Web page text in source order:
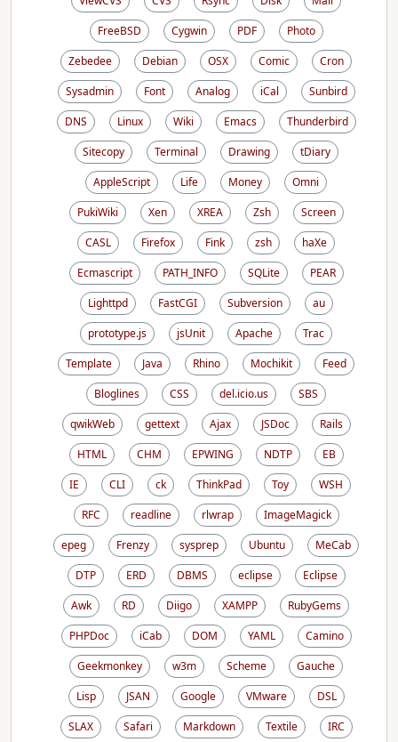
FreeBSD
Cygwin PDF
Photo
Zebedee
Debian OSX Comic
Cron
Sysadmin
Font Analog iCal
Sunbird
DNS
Linux Wiki Emacs
Thunderbird
Sitecopy
Terminal Drawing
tDiary
AppleScript
Life Money
Omni
PukiWiki
Xen XREA Zsh
Screen
CASL
Firefox Fink zsh
haXe
Ecmascript
PATH_INFO SQLite
PEAR
Lighttpd
FastCGI Subversion
au
prototype.js
jsUnit Apache
Trac
Template
Java Rhino Mochikit
Feed
Bloglines
CSS del.icio.us
SBS
qwikWeb
gettext Ajax JSDoc
Rails
HTML
CHM EPWING NDTP
EB
IE
CLI ck ThinkPad Toy
WSH
RFC
readline rlwrap
ImageMagick
epeg
Frenzy sysprep Ubuntu
MeCab
DTP
ERD DBMS eclipse
Eclipse
Awk
RD Diigo XAMPP
RubyGems
PHPDoc
iCab DOM YAML
Camino
Geekmonkey
w3m Scheme
Gauche
Lisp
JSAN Google VMware
DSL
SLAX
Safari Markdown Textile
IRC